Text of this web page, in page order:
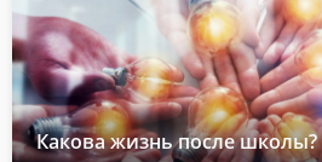
Какова жизнь после школы?